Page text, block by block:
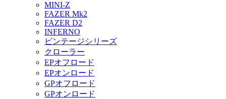
MINI-Z
FAZER Mk2
FAZER D2
INFERNO
ビンテージシリーズ
クローラー
EPオフロード
EPオンロード
GPオフロード
GPオンロード